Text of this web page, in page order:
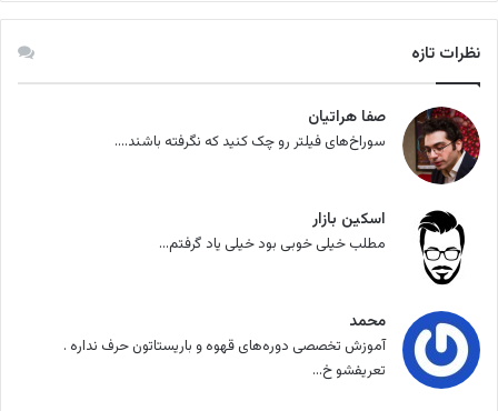
نظرات تازه
صفا هراتیان
سوراخ‌های فیلتر رو چک کنید که نگرفته باشند....
اسکین بازار
مطلب خیلی خوبی بود خیلی یاد گرفتم...
محمد
آموزش تخصصی دوره‌های قهوه و باریستاتون حرف نداره .
تعریفشو خ...